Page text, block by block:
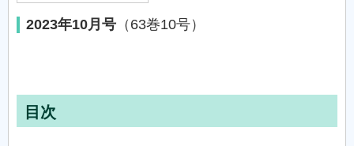
2023年10月号 （63巻10号）
目次